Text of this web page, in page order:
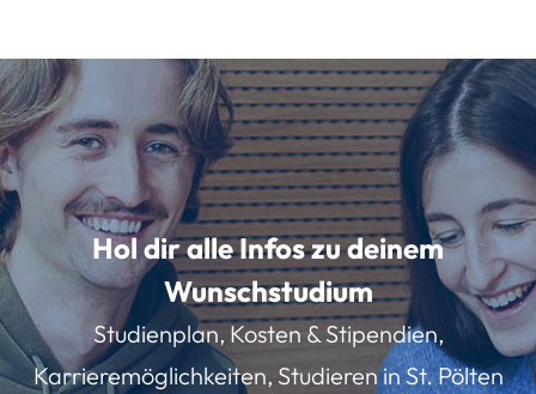
Hol dir alle Infos zu deinem
Wunschstudium
Studienplan, Kosten & Stipendien,
Karrieremöglichkeiten, Studieren in St. Pölten